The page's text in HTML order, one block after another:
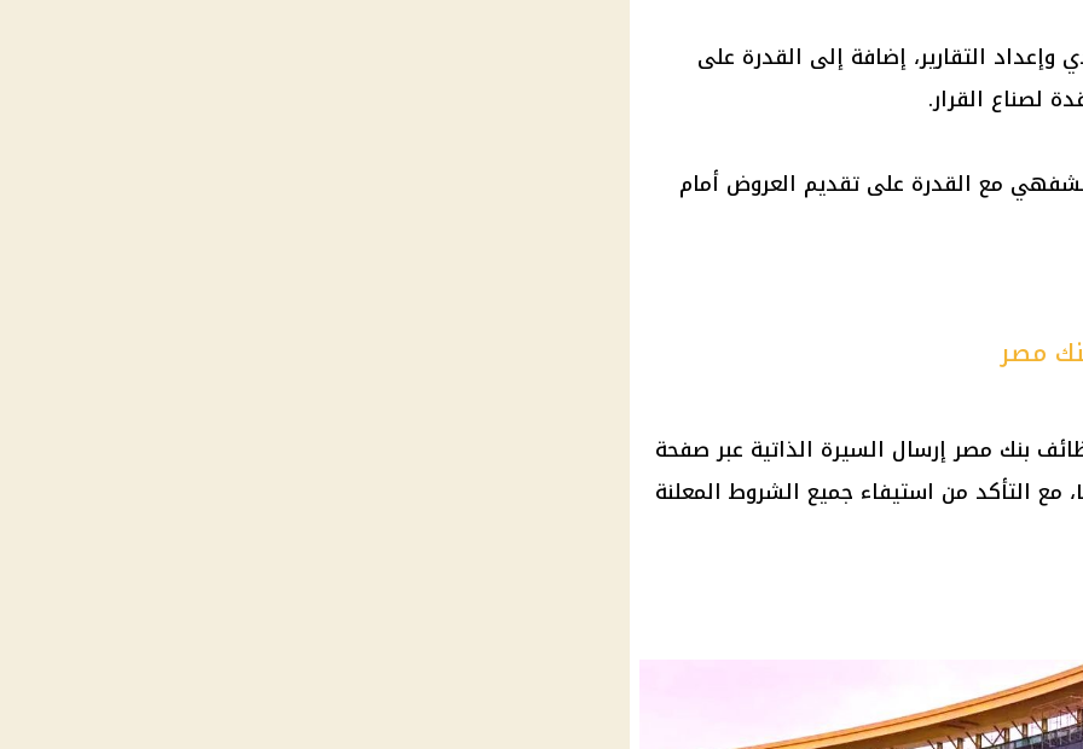
وإعداد التقارير، إضافة إلى القدرة على
لصناع القرار.
مع القدرة على تقديم العروض أمام
مصر
بنك مصر إرسال السيرة الذاتية عبر صفحة
البنك الرسمية على منصة LinkedIn، مع التأكد من استيفاء جميع الشروط المعلنة